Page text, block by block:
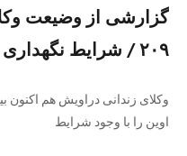
گزارشی از وضیعت
۲۰۹ / شرایط نگهداری آنها غیرانسانی است
اوین را با وجود شرایط